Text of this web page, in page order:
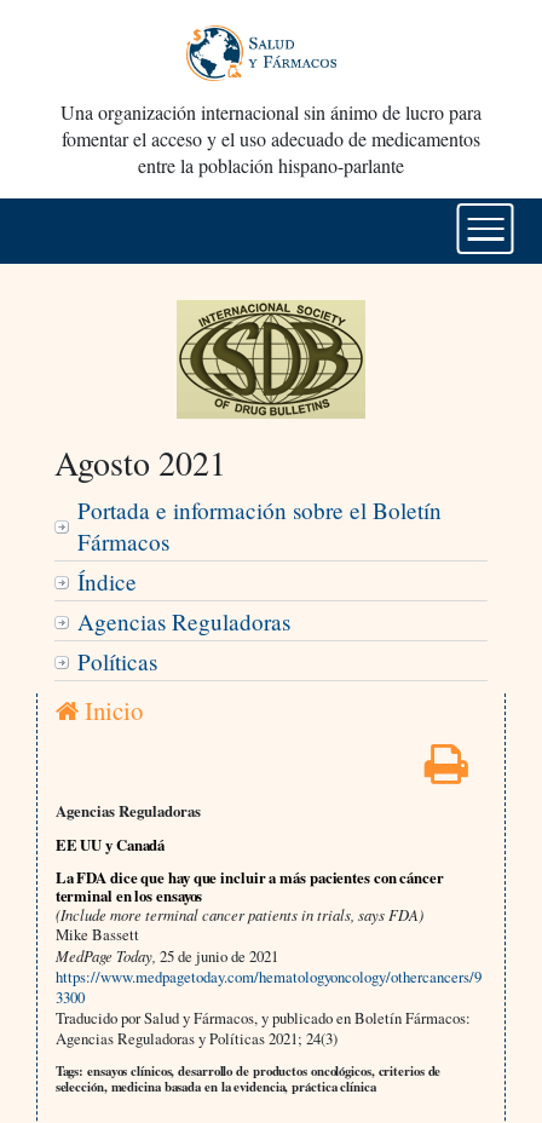
Una organización internacional sin ánimo de lucro para
fomentar el acceso y el uso adecuado de medicamentos
entre la población hispano-parlante
Agosto 2021
Portada e información sobre el Boletín
Fármacos
Índice
Agencias Reguladoras
Políticas
Inicio
Agencias Reguladoras
EE UU y Canadá
La FDA dice que hay que incluir a más pacientes con cáncer
terminal en los ensayos
(Include more terminal cancer patients in trials, says FDA)
Mike Bassett
MedPage Today, 25 de junio de 2021
https://www.medpagetoday.com/hematologyoncology/othercancers/9
3300
Traducido por Salud y Fármacos, y publicado en Boletín Fármacos:
Agencias Reguladoras y Políticas 2021; 24(3)
Tags: ensayos clínicos, desarrollo de productos oncológicos, criterios de
selección, medicina basada en la evidencia, práctica clínica